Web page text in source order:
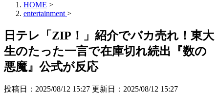
HOME >
entertainment >
日テレ「ZIP！」紹介でバカ売れ！東大
生のたった一言で在庫切れ続出『数の
悪魔』公式が反応
投稿日：2025/08/12 15:27 更新日： 2025/08/12 15:27